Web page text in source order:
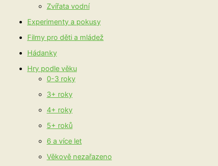
Zvířata vodní
Experimenty a pokusy
Filmy pro děti a mládež
Hádanky
Hry podle věku
0-3 roky
3+ roky
4+ roky
5+ roků
6 a více let
Věkově nezařazeno